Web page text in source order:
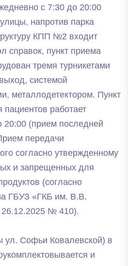
с 7:30 до 20:00
напротив парка
КПП №2 входит
справок, пункт приема
тремя турникетами
системой
металлодетектором. Пункт
работает
20:00 (прием последней
передачи
согласно утвержденному
и запрещенных для
(согласно
ГБУЗ «ГКБ им. В.В.
№ 410).
Софьи Ковалевской) в
и